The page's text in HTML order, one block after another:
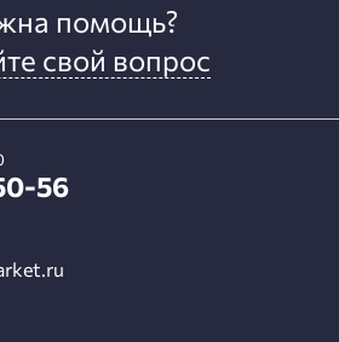
помощь?
свой вопрос
56